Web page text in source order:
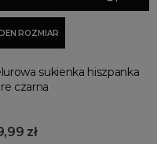
ROZMIAR
sukienka hiszpanka
czarna
zł